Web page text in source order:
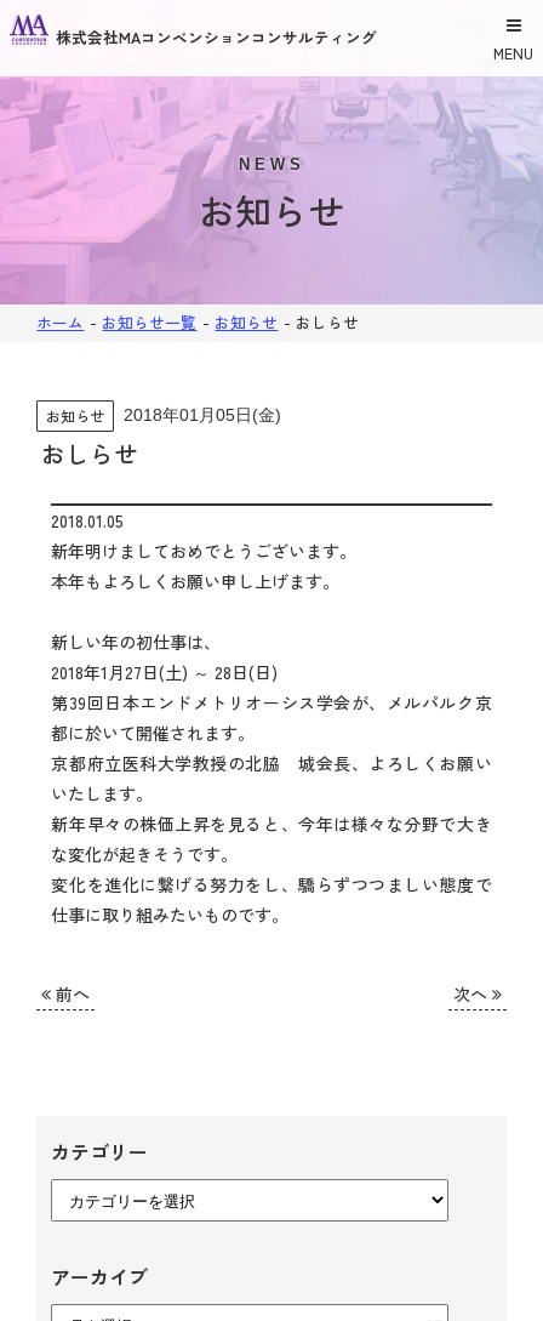
株式会社MAコンベンションコンサルティング
MENU
NEWS
お知らせ
ホーム - お知らせ一覧 - お知らせ - おしらせ
おしらせ
お知らせ 2018年01月05日(金)
2018.01.05
新年明けましておめでとうございます。
本年もよろしくお願い申し上げます。
新しい年の初仕事は、
2018年1月27日(土) ～ 28日(日)
第39回日本エンドメトリオーシス学会が、メルパルク京
都に於いて開催されます。
京都府立医科大学教授の北脇 城会長、よろしくお願い
いたします。
新年早々の株価上昇を見ると、今年は様々な分野で大き
な変化が起きそうです。
変化を進化に繋げる努力をし、驕らずつつましい態度で
仕事に取り組みたいものです。
前へ 次へ
カテゴリー
テ
リ
アーカイブ
事業内容
学会スケジュール
お知らせ
会社概要